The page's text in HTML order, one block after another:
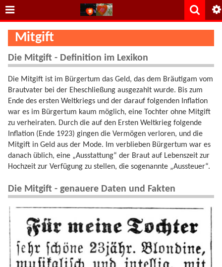
Mitgift
Die Mitgift - Definition im Lexikon
Die Mitgift ist im Bürgertum das Geld, das dem Bräutigam vom
Brautvater bei der Eheschließung ausgezahlt wurde. Bis zum
Ende des ersten Weltkriegs und der darauf folgenden Inflation
war es im Bürgertum kaum möglich, eine Tochter ohne Mitgift
zu verheiraten. Durch die auf den Ersten Weltkrieg folgende
Inflation (Ende 1923) gingen die Vermögen verloren, und die
Mitgift in Geld aus der Mode. Im verblieben Bürgertum war es
danach üblich, eine „Ausstattung“ der Braut auf Lebenszeit zur
Hochzeit zur Verfügung zu stellen, die sogenannte „Aussteuer“.
Die Mitgift - genauere Daten und Fakten